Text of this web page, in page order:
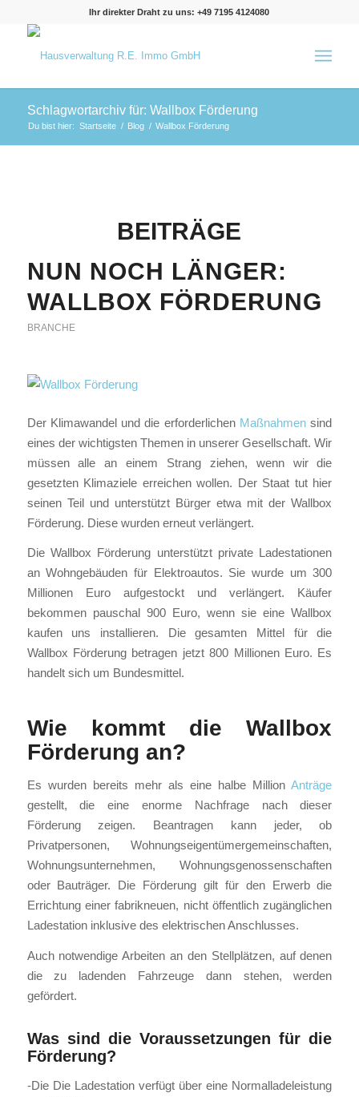
Ihr direkter Draht zu uns: +49 7195 4124080
Schlagwortarchiv für: Wallbox Förderung
Du bist hier: Startseite / Blog / Wallbox Förderung
BEITRÄGE
NUN NOCH LÄNGER:
WALLBOX FÖRDERUNG
BRANCHE
Der Klimawandel und die erforderlichen Maßnahmen sind
eines der wichtigsten Themen in unserer Gesellschaft. Wir
müssen alle an einem Strang ziehen, wenn wir die
gesetzten Klimaziele erreichen wollen. Der Staat tut hier
seinen Teil und unterstützt Bürger etwa mit der Wallbox
Förderung. Diese wurden erneut verlängert.
Die Wallbox Förderung unterstützt private Ladestationen
an Wohngebäuden für Elektroautos. Sie wurde um 300
Millionen Euro aufgestockt und verlängert. Käufer
bekommen pauschal 900 Euro, wenn sie eine Wallbox
kaufen uns installieren. Die gesamten Mittel für die
Wallbox Förderung betragen jetzt 800 Millionen Euro. Es
handelt sich um Bundesmittel.
Wie kommt die Wallbox
Förderung an?
Es wurden bereits mehr als eine halbe Million Anträge
gestellt, die eine enorme Nachfrage nach dieser
Förderung zeigen. Beantragen kann jeder, ob
Privatpersonen, Wohnungseigentümergemeinschaften,
Wohnungsunternehmen, Wohnungsgenossenschaften
oder Bauträger. Die Förderung gilt für den Erwerb die
Errichtung einer fabrikneuen, nicht öffentlich zugänglichen
Ladestation inklusive des elektrischen Anschlusses.
Auch notwendige Arbeiten an den Stellplätzen, auf denen
die zu ladenden Fahrzeuge dann stehen, werden
gefördert.
Was sind die Voraussetzungen für die
Förderung?
-Die Die Ladestation verfügt über eine Normalladeleistung